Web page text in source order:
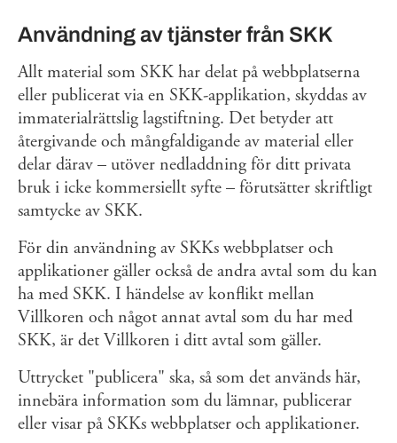
Användning av tjänster från SKK
Allt material som SKK har delat på webbplatserna
eller publicerat via en SKK-applikation, skyddas av
immaterialrättslig lagstiftning. Det betyder att
återgivande och mångfaldigande av material eller
delar därav – utöver nedladdning för ditt privata
bruk i icke kommersiellt syfte – förutsätter skriftligt
samtycke av SKK.
För din användning av SKKs webbplatser och
applikationer gäller också de andra avtal som du kan
ha med SKK. I händelse av konflikt mellan
Villkoren och något annat avtal som du har med
SKK, är det Villkoren i ditt avtal som gäller.
Uttrycket "publicera" ska, så som det används här,
innebära information som du lämnar, publicerar
eller visar på SKKs webbplatser och applikationer.